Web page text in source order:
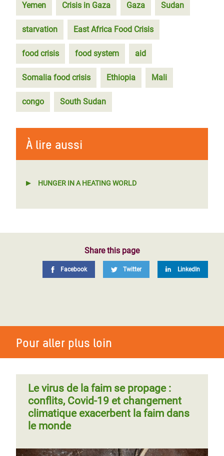
Yemen Crisis in Gaza Gaza Sudan
starvation East Africa Food Crisis
food crisis food system aid
Somalia food crisis Ethiopia Mali
congo South Sudan
À lire aussi
HUNGER IN A HEATING WORLD
Share this page
Facebook Twitter LinkedIn
Pour aller plus loin
Le virus de la faim se propage :
conflits, Covid-19 et changement
climatique exacerbent la faim dans
le monde